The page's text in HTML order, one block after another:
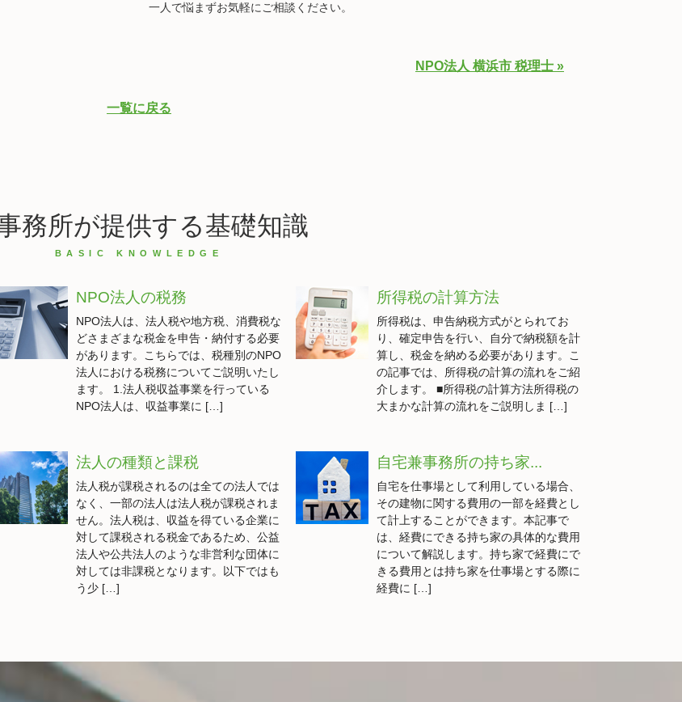
一人で悩まずお気軽にご相談ください。
NPO法人 横浜市 税理士 »
一覧に戻る
務所が提供する基礎知識
NPO法人の税務
NPO法人は、法人税や地方税、消費税な
どさまざまな税金を申告・納付する必要
があります。こちらでは、税種別のNPO
法人における税務についてご説明いたし
ます。 1.法人税収益事業を行っている
NPO法人は、収益事業に […]
所得税の計算方法
所得税は、申告納税方式がとられてお
り、確定申告を行い、自分で納税額を計
算し、税金を納める必要があります。こ
の記事では、所得税の計算の流れをご紹
介します。 ■所得税の計算方法所得税の
大まかな計算の流れをご説明しま […]
法人の種類と課税
法人税が課税されるのは全ての法人では
なく、一部の法人は法人税が課税されま
せん。法人税は、収益を得ている企業に
対して課税される税金であるため、公益
法人や公共法人のような非営利な団体に
対しては非課税となります。以下ではも
う少 […]
自宅兼事務所の持ち家...
自宅を仕事場として利用している場合、
その建物に関する費用の一部を経費とし
て計上することができます。本記事で
は、経費にできる持ち家の具体的な費用
について解説します。持ち家で経費にで
きる費用とは持ち家を仕事場とする際に
経費に […]